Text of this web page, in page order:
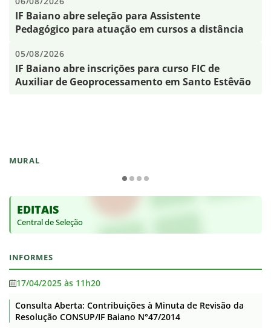
MURAL
EDITAIS
Central de Seleção
INFORMES
17/04/2025 às 11h20
Consulta Aberta: Contribuições à Minuta de Revisão da
Resolução CONSUP/IF Baiano N°47/2014
IF Baiano abre seleção para Assistente
Pedagógico para atuação em cursos a distância
05/08/2026
IF Baiano abre inscrições para curso FIC de
Auxiliar de Geoprocessamento em Santo Estêvão